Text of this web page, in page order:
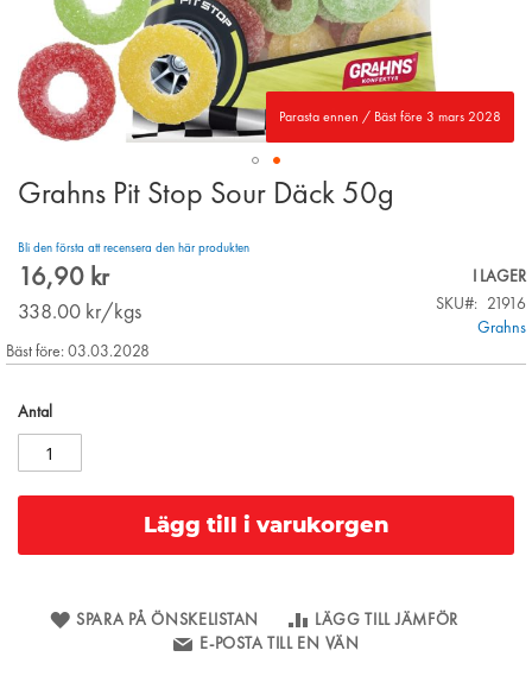
Parasta ennen / Bäst före 3 mars 2028
Skip
of
the
gallery
Grahns Pit Stop Sour Däck 50g
Bli den första att recensera den här produkten
16,90 kr
338.00 kr/kgs
I LAGER
SKU
21916
Grahns
Bäst före: 03.03.2028
Antal
Lägg till i varukorgen
SPARA PÅ ÖNSKELISTAN
LÄGG TILL JÄMFÖR
E-POSTA TILL EN VÄN